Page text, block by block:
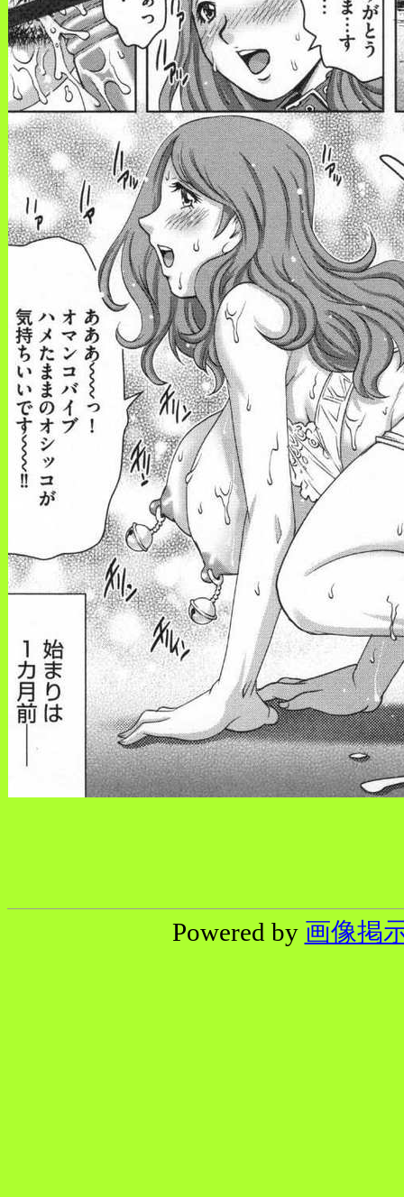
Powered by 画像掲